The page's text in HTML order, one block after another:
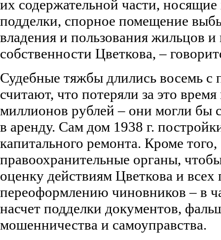
их содержательной части,
подделки, спорное помещение
владения и пользования жильцов
собственности Цветкова, –
Судебные тяжбы длились восемь с
считают, что потеряли за это время
миллионов рублей – они могли бы
в аренду. Сам дом 1938 г.
капитального ремонта. Кроме
правоохранительные органы,
оценку действиям Цветкова и
переоформлению чиновников – в
насчет подделки документов,
мошенничества и самоуправства.